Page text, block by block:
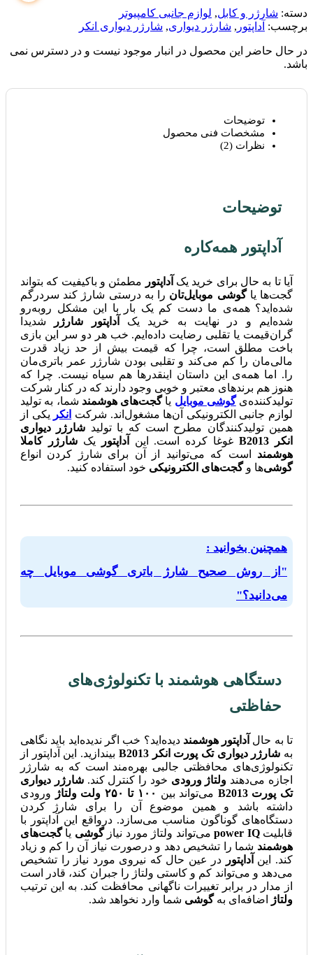
دسته: شارژر و کابل, لوازم جانبی کامپیوتر
برچسب: آداپتور , شارژر دیواری, شارژر دیواری انکر
در حال حاضر این محصول در انبار موجود نیست و در دسترس نمی
باشد.
توضیحات
مشخصات فنی محصول
نظرات (2)
توضیحات
آداپتور همه‌کاره
آيا تا به حال برای خرید یک آداپتور
مطمئن و باکیفیت که بتواند
گجت‌ها یاگوشی موبایل‌تان را به درستی شارژ کند سردرگم
شده‌اید؟ همه‌ی ما دست کم یک بار با این مشکل روبه‌رو
شده‌ایم و در نهایت به خرید یک آداپتور شارژر
شدیدا
گران‌قیمت یا تقلبی رضایت داده‌ایم. خب هر دو سر این بازی
باخت مطلق است، چرا که قیمت بیش از حد زیاد قدرت
مالی‌مان را کم می‌کند و تقلبی بودن شارژر عمر باتری‌مان
را. اما همه‌ی این داستان اینقدرها هم سیاه نیست. چرا که
هنوز هم برندهای معتبر و خوبی وجود دارند که در کنار شرکت
تولیدکننده‌یگوشی موبایل یاگجت‌‌های هوشمند شما، به تولید
لوازم جانبی الکترونیکی آن‌ها مشغول‌اند. شرکت انکر یکی از
همین تولیدکنندگان مطرح است که با تولید شارژر دیواری
انکر B2013
غوغا کرده است. این آداپتور یکشارژر کاملا
هوشمند است که می‌توانید از آن برای شارژ کردن انواع
گوشی‌ها وگجت‌های الکترونیکی خود استفاده کنید.
همچنین بخوانید :
"از روش صحیح شارژ باتری گوشی موبایل چه
می‌دانید؟"
دستگاهی هوشمند با تکنولوژی‌های
حفاظتی
تا به حال آداپتور هوشمند دیده‌اید؟ خب اگر ندیده‌اید باید نگاهی
به شارژر دیواری تک پورت انکر B2013
بیندازید. این آداپتور از
تکنولوژی‌های محافظتی جالبی بهره‌مند است که به شارژر
اجازه می‌دهند ولتاژ ورودی خود را کنترل کند.شارژر دیواری
تک پورت B2013
می‌تواند بین ۱۰۰ تا ۲۵۰ ولت ولتاژ
ورودی
داشته باشد و همین موضوع آن را برای شارژ کردن
دستگاه‌های گوناگون مناسب می‌سازد. درواقع این آداپتور با
قابلیت power IQ می‌تواند ولتاژ مورد نیازگوشی یاگجت‌های
هوشمند شما را تشخیص دهد و درصورت نیاز آن را کم و زیاد
کند. این آداپتور
در عین حال که نیروی مورد نیاز را تشخیص
می‌دهد و می‌تواند کم و کاستی ولتاژ را جبران کند، قادر است
از مدار در برابر تغییرات ناگهانی محافظت کند. به این ترتیب
ولتاژ
اضافه‌ای بهگوشی شما وارد نخواهد شد.